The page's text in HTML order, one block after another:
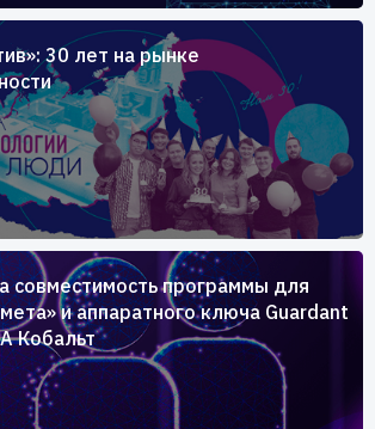
30 лет на рынке
совместимость программы для
и аппаратного ключа Guardant
Кобальт